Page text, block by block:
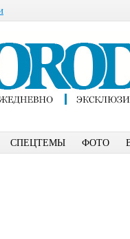
СПЕЦТЕМЫ ФОТО